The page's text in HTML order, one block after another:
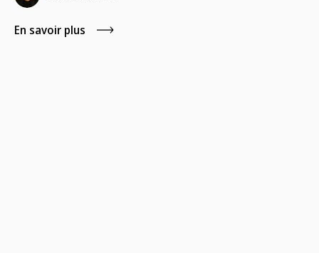
En savoir plus